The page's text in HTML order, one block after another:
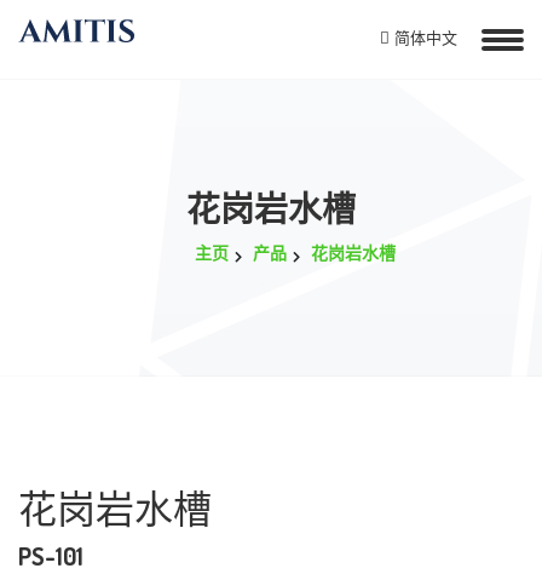
简体中文
花岗岩水槽
主页 产品 花岗岩水槽
花岗岩水槽
PS-101